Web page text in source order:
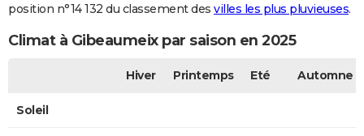
position n°14 132 du classement des villes les plus pluvieuses.
Climat à Gibeaumeix par saison en 2025
Hiver Printemps Eté Automne
Soleil